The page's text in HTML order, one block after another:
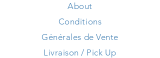
About
Conditions
Générales de Vente
Livraison / Pick Up